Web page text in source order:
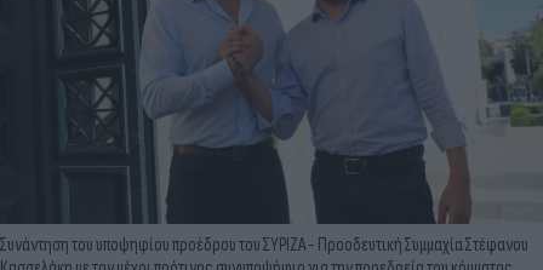
Συνάντηση του υποψηφίου προέδρου του ΣΥΡΙΖΑ - Προοδευτική Συμμαχία Στέφανου